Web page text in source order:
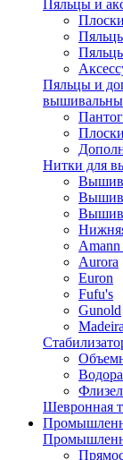
Пяльцы и
Пяльцы и
Нитки для
Amann
Aurora
Euron
Fufu's
Gunold
Шевронная